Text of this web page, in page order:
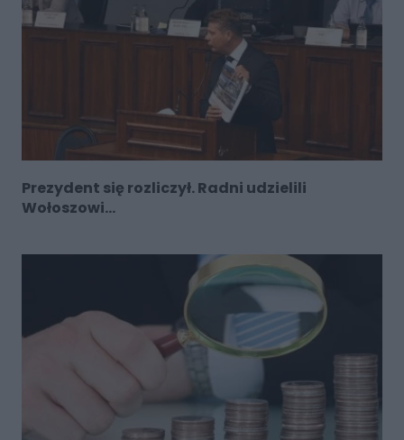
Prezydent się rozliczył. Radni udzielili
Wołoszowi...